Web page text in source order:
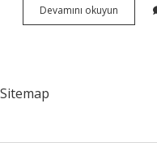
Devamını okuyun Mahrem
Kişiler
Sitemap